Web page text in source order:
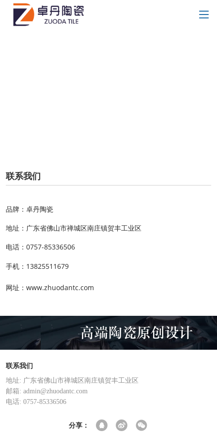
联系我们
品牌：卓丹陶瓷
地址：广东省佛山市禅城区南庄镇贺丰工业区
电话：0757-85336506
手机：13825511679
网址：www.zhuodantc.com
联系我们
地址: 广东省佛山市禅城区南庄镇贺丰工业区
邮箱: admin@zhuodantc.com
电话: 0757-85336506
分享：